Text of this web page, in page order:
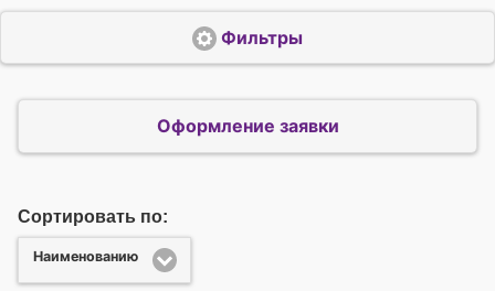
Фильтры
Оформление заявки
Сортировать по:
Наименованию